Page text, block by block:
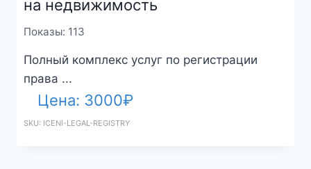
на недвижимость
Показы: 113
Полный комплекс услуг по регистрации
права ...
Цена: 3000₽
SKU: ICENI-LEGAL-REGISTRY